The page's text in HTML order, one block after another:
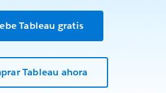
Tableau gratis
Tableau ahora